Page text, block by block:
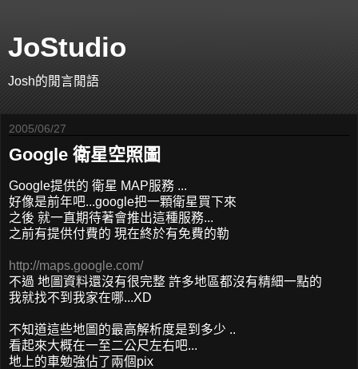
JoStudio
Josh的閒言閒語
2005/06/27
Google 衛星空照圖
Google提供的 衛星 MAP服務 ...
好像是前年吧...google把一顆衛星買下來
之後 就一直期待著會推出這種服務...
之前有提供付費的 現在終於有免費的勒
http://maps.google.com/
不過 地圖資料還沒有很完整 許多地區都沒有精細一點的
我就找不到我家在哪...XD
不知道這些地圖的最高解析度是到多少 ..
看起來大概在一至二公尺左右吧...
地上的車勉強佔了兩個pix